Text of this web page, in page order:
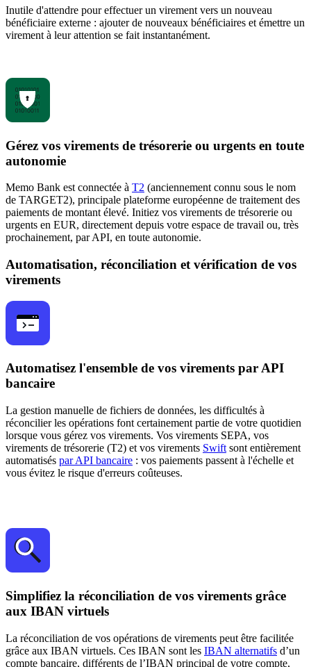
Inutile d'attendre pour effectuer un virement vers un nouveau
bénéficiaire externe : ajouter de nouveaux bénéficiaires et émettre un
virement à leur attention se fait instantanément.
Gérez vos virements de trésorerie ou urgents en toute
autonomie
Memo Bank est connectée à T2 (anciennement connu sous le nom
de TARGET2), principale plateforme européenne de traitement des
paiements de montant élevé. Initiez vos virements de trésorerie ou
urgents en EUR, directement depuis votre espace de travail ou, très
prochainement, par API, en toute autonomie.
Automatisation, réconciliation et vérification de vos
virements
Automatisez l'ensemble de vos virements par API
bancaire
La gestion manuelle de fichiers de données, les difficultés à
réconcilier les opérations font certainement partie de votre quotidien
lorsque vous gérez vos virements. Vos virements SEPA, vos
virements de trésorerie (T2) et vos virements Swift sont entièrement
automatisés par API bancaire : vos paiements passent à l'échelle et
vous évitez le risque d'erreurs coûteuses.
Simplifiez la réconciliation de vos virements grâce
aux IBAN virtuels
La réconciliation de vos opérations de virements peut être facilitée
grâce aux IBAN virtuels. Ces IBAN sont les IBAN alternatifs d’un
compte bancaire, différents de l’IBAN principal de votre compte,